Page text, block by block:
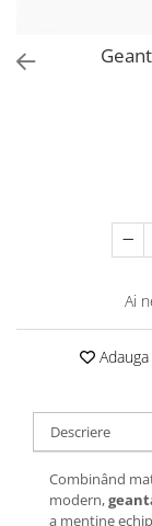
Ai
Adauga
Descriere
Combinând
modern,
a menține